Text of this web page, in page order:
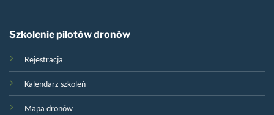
Szkolenie pilotów dronów
Rejestracja
Kalendarz szkoleń
Mapa dronów